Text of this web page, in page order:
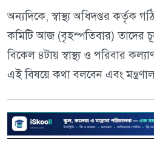
অন্যদিকে, স্বাস্থ্য অধিদপ্তর কর্তৃক
কমিটি আজ (বৃহস্পতিবার) তাদের
বিকেল ৪টায় স্বাস্থ্য ও পরিবার
এই বিষয়ে কথা বলবেন এবং